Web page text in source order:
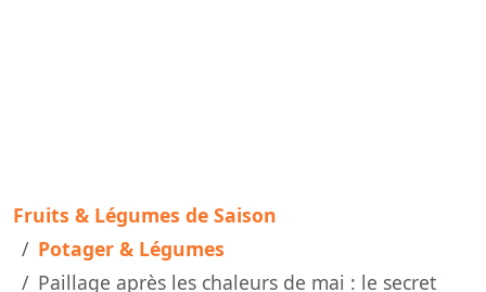
Fruits & Légumes de Saison
Potager & Légumes
Paillage après les chaleurs de mai : le secret